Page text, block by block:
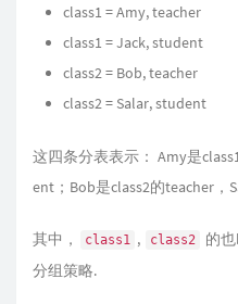
class1 = Amy, teacher
class1 = Jack, student
class2 = Bob, teacher
class2 = Salar, student
这四条分表表示： Amy是
ent；Bob是class2的teacher，
其中， class1 , class2 的也
分组策略.